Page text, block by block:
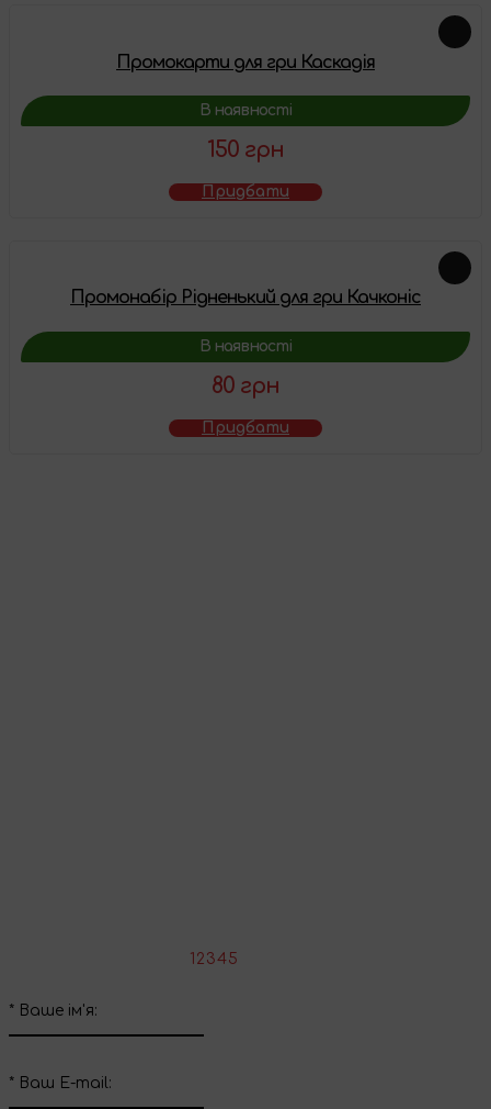
Промокарти для гри Каскадія
В наявності
150 грн
Придбати
Промонабір Рідненький для гри Качконіс
В наявності
80 грн
Придбати
1 2 34 5
* Ваше ім'я:
* Ваш E-mail: